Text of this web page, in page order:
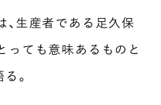
生産者である足久保
っても意味あるものと
。